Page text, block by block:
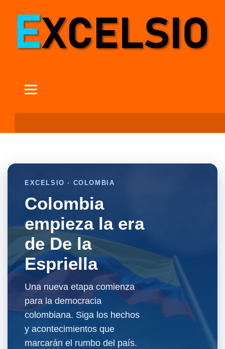
EXCELSIO · COLOMBIA
Colombia
empieza la era
de De la
Espriella
Una nueva etapa comienza
para la democracia
colombiana. Siga los hechos
y acontecimientos que
marcarán el rumbo del país.